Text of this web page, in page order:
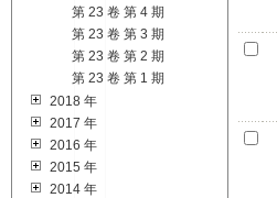
第 23 卷 第 4 期
第 23 卷 第 3 期
第 23 卷 第 2 期
第 23 卷 第 1 期
2018 年
2017 年
2016 年
2015 年
2014 年